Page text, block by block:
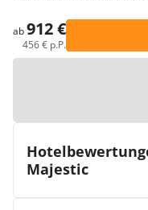
ab912 €
456 € p.P.
Majestic